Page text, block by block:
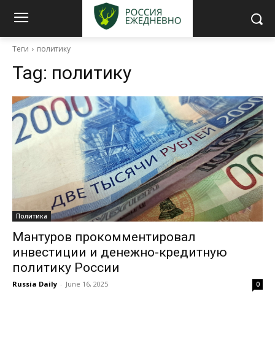
Теги политику
Tag: политику
Политика
Мантуров прокомментировал
инвестиции и денежно-кредитную
политику России
Russia Daily - June 16, 2025 0